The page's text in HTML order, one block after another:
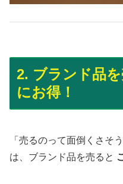
2. ブランド品
にお得！
「売るのって面倒くさそ
は、ブランド品を売ると